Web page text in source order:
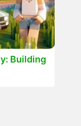
Building